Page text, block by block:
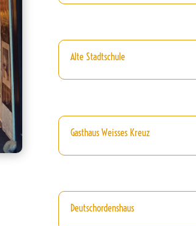
Alte Stadtschule
Gasthaus Weisses Kreuz
Deutschordenshaus